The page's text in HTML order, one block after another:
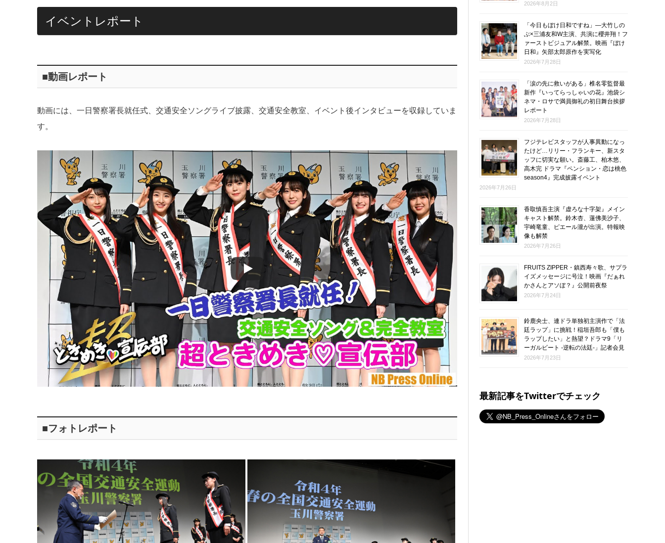
イベントレポート
■動画レポート
動画には、一日警察署長就任式、交通安全ソングライブ披露、交通安全教室、イベント後インタビューを収録していま
す。
■フォトレポート
2026年8月2日
「今日もぼけ日和ですね」―大竹しの
ぶ×三浦友和W主演、共演に櫻井翔！フ
ァーストビジュアル解禁。映画『ぼけ
日和』矢部太郎原作を実写化
2026年7月28日
「涙の先に救いがある」椎名零監督最
新作『いってらっしゃいの花』池袋シ
ネマ・ロサで満員御礼の初日舞台挨拶
レポート
2026年7月28日
フジテレビスタッフが人事異動になっ
たけど…リリー・フランキー、新スタ
ッフに切実な願い。斎藤工、柏木悠、
高木完 ドラマ『ペンション・恋は桃色
season4』完成披露イベント
2026年7月26日
香取慎吾主演『虚ろな十字架』メイン
キャスト解禁。鈴木杏、蓮佛美沙子、
宇崎竜童、ピエール瀧が出演。特報映
像も解禁
2026年7月26日
FRUITS ZIPPER・鎮西寿々歌、サプラ
イズメッセージに号泣！映画『だぁれ
かさんとアソぼ？』公開前夜祭
2026年7月24日
鈴鹿央士、連ドラ単独初主演作で「法
廷ラップ」に挑戦！稲垣吾郎も「僕も
ラップしたい」と熱望？ドラマ9「リ
ーガルビート -逆転の法廷-」記者会見
2026年7月23日
最新記事をTwitterでチェック